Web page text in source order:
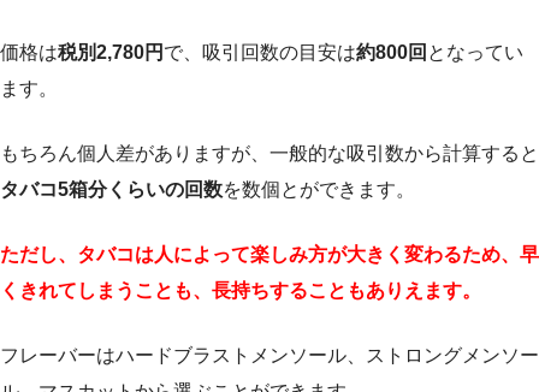
価格は税別2,780円 で、吸引回数の目安は約800回 となってい
ます。
もちろん個人差がありますが、一般的な吸引数から計算すると
タバコ5箱分くらいの回数を数個とができます。
ただし、タバコは人によって楽しみ方が大きく変わるため、早
くきれてしまうことも、長持ちすることもありえます。
フレーバーはハードブラストメンソール、ストロングメンソー